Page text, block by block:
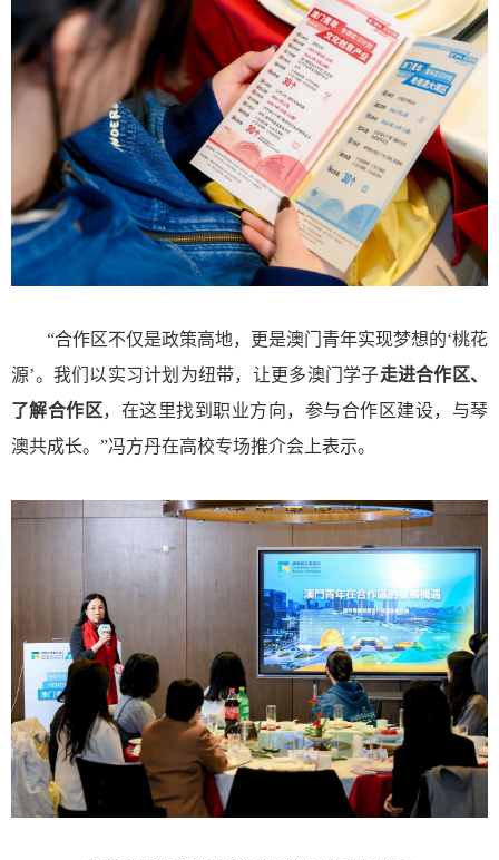
“合作区不仅是政策高地，更是澳门青年实现梦想的‘桃花
源’。我们以实习计划为纽带，让更多澳门学子走进合作区、
了解合作区，在这里找到职业方向，参与合作区建设，与琴
澳共成长。”冯方丹在高校专场推介会上表示。